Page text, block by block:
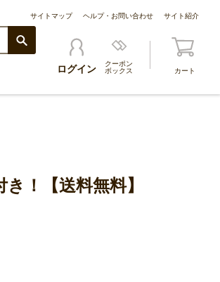
サイトマップ ヘルプ・お問い合わせ サイト紹介
ログイン
クーポン
ボックス
カート
！【送料無料】